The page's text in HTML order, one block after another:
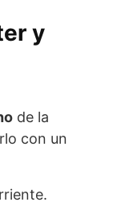
y
de la
con un